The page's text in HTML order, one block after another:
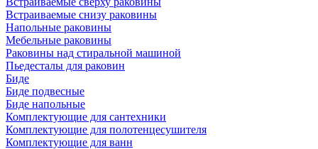
Встраиваемые снизу раковины
Напольные раковины
Мебельные раковины
Раковины над стиральной машиной
Пьедесталы для раковин
Биде
Биде подвесные
Биде напольные
Комплектующие для сантехники
Комплектующие для полотенцесушителя
Комплектующие для ванн